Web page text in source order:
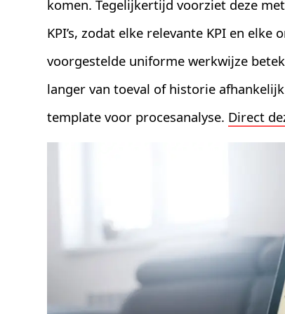
komen. Tegelijkertijd voorziet deze
KPI’s, zodat elke relevante KPI en
voorgestelde uniforme werkwijze
langer van toeval of historie
template voor procesanalyse. Direct